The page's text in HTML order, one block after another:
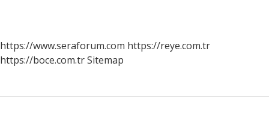
https://www.seraforum.com https://reye.com.tr
https://boce.com.trSitemap